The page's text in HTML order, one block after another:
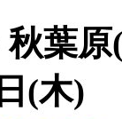
秋葉
(木)